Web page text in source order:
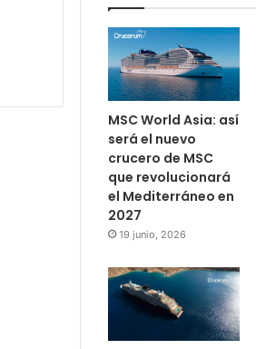
MSC World Asia: así
será el nuevo
crucero de MSC
que revolucionará
el Mediterráneo en
2027
19 junio, 2026